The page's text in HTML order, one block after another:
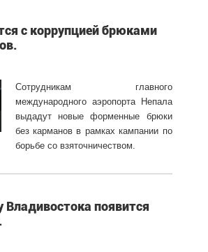
с коррупцией брюками
Сотрудникам главного
международного аэропорта Непала
выдадут новые форменные брюки
без карманов в рамках кампании по
борьбе со взяточничеством.
Владивостока появится